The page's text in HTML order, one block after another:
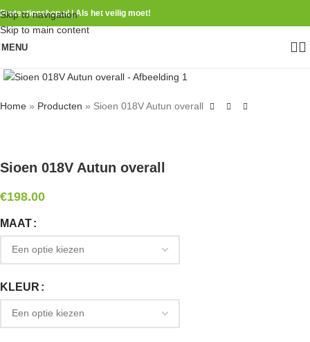
Skip to navigation
Skip to main content
Protectionshop.nl | Als het veilig moet!
MENU
Home » Producten » Sioen 018V Autun overall
Sioen 018V Autun overall
€198.00
MAAT
KLEUR